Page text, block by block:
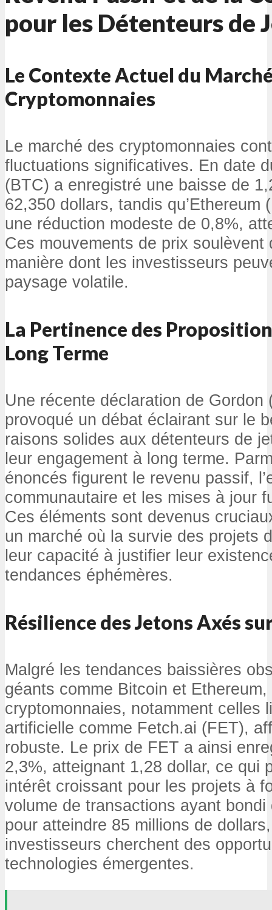
pour les Détenteurs de
Le Contexte Actuel du
Cryptomonnaies
Le marché des cryptomonnaies
fluctuations significatives. En date
(BTC) a enregistré une baisse de
62,350 dollars, tandis qu’Ethereum
une réduction modeste de 0,8%,
Ces mouvements de prix soulèvent
manière dont les investisseurs
paysage volatile.
La Pertinence des
Long Terme
Une récente déclaration de Gordon
provoqué un débat éclairant sur le
raisons solides aux détenteurs de
leur engagement à long terme.
énoncés figurent le revenu passif,
communautaire et les mises à jour
Ces éléments sont devenus
un marché où la survie des projets
leur capacité à justifier leur
tendances éphémères.
Résilience des Jetons Axés
Malgré les tendances baissières
géants comme Bitcoin et
cryptomonnaies, notamment celles
artificielle comme Fetch.ai (FET),
robuste. Le prix de FET a ainsi
2,3%, atteignant 1,28 dollar, ce qui
intérêt croissant pour les projets à
volume de transactions ayant
pour atteindre 85 millions de
investisseurs cherchent des
technologies émergentes.